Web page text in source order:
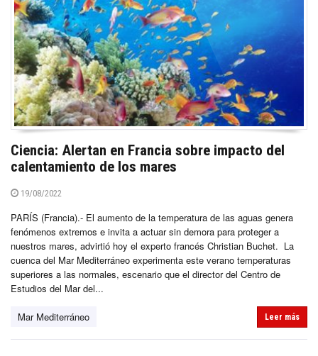
Ciencia: Alertan en Francia sobre impacto del
calentamiento de los mares
19/08/2022
PARÍS (Francia).- El aumento de la temperatura de las aguas genera
fenómenos extremos e invita a actuar sin demora para proteger a
nuestros mares, advirtió hoy el experto francés Christian Buchet. La
cuenca del Mar Mediterráneo experimenta este verano temperaturas
superiores a las normales, escenario que el director del Centro de
Estudios del Mar del...
Mar Mediterráneo Leer más